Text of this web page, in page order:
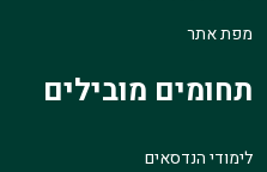
מפת אתר
תחומים מובילים
לימודי הנדסאים